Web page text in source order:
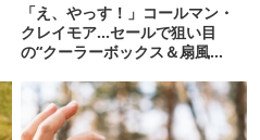
「え、やっす！」コールマン・
クレイモア…セールで狙い目
の“クーラーボックス＆扇風